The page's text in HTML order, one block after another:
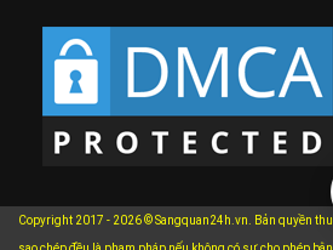
Copyright 2017 - 2026 © Sangquan24h.vn. Bản quyền